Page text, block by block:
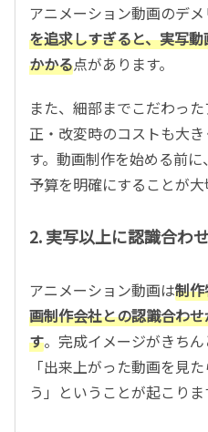
アニメーション動画のデメ
を追求しすぎると、実写
かかる点があります。
また、細部までこだわっ
正・改変時のコストも大
す。動画制作を始める前に
予算を明確にすることが大
2. 実写以上に認識合わ
アニメーション動画は制
画制作会社との認識合わ
す。完成イメージがきちん
「出来上がった動画を見
う」ということが起こりま